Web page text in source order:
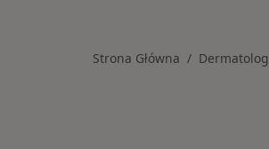
Strona Główna Dermatolog